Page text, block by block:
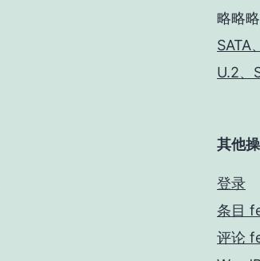
略略略
SATA
U.2、
其他
登录
条目
评论